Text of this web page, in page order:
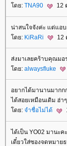
ดย: TNA90 12
น่าสนใจจังค่ะ แต่แอ
ดย: KiRaRi 12
ส่งมาเลยคร้าบคุณมอ
ดย: alwaysfluke
อยากได้มานานมากก
ได้สอยเหมือนเดิม ฮ่า
ดย: จำชื่อไม่ได้
ได้เป็น YO02 มานะคะ
เดี๋ยวใส่ซองจดหมาย